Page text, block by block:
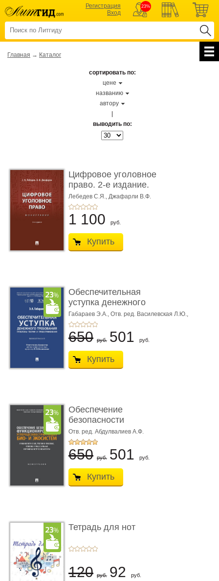
Регистрация
Вход
23%
Главная → Каталог
сортировать по:
цене
названию
автору
выводить по:
Цифровое уголовное
право. 2-е издание.
Монограф ...
Лебедев С.Я., Джафарли В.Ф.
1 100 руб.
Купить
Обеспечительная
уступка денежного
требования ...
Габараев Э.А., Отв. ред. Василевская Л.Ю.,
вступ. сл. Каретина М.Г.
650 руб. 501 руб.
Купить
Обеспечение
безопасности
функционирования уг
...
Отв. ред. Абдулвалиев А.Ф.
650 руб. 501 руб.
Купить
Тетрадь для нот
120 руб. 92 руб.